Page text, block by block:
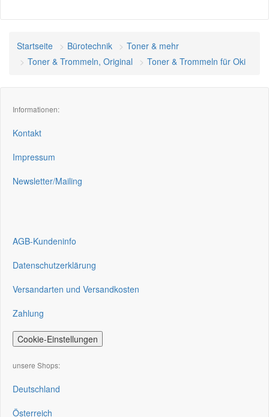
Startseite Bürotechnik
Toner & mehr
Toner & Trommeln, Original
Toner & Trommeln für Oki
Informationen:
Kontakt
Impressum
Newsletter/Mailing
AGB-Kundeninfo
Datenschutzerklärung
Versandarten und Versandkosten
Zahlung
Cookie-Einstellungen
unsere Shops:
Deutschland
Österreich